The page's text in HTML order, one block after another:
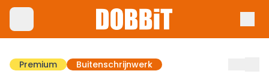
Premium Buitenschrijnwerk